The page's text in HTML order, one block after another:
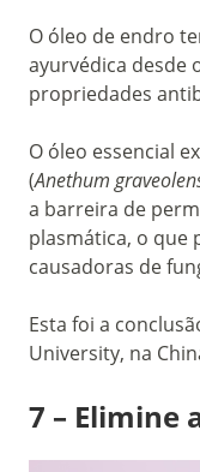
O óleo de endro
ayurvédica desde
propriedades
O óleo essencial
(Anethum
a barreira de
plasmática, o que
causadoras de
Esta foi a
University, na
7 – Elimine